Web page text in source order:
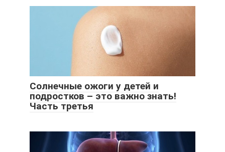
Солнечные ожоги у детей и
подростков – это важно знать!
Часть третья